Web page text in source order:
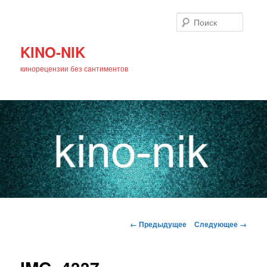
KINO-NIK
кинорецензии без сантиментов
основному
Навигация
← Предыдущее Следующее →